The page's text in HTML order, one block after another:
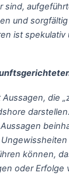
sind,
und
ist
die
können,
oder Erfolge